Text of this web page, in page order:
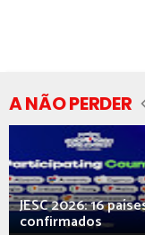
A NÃO PERDER
JESC 2026: 16
confirmados